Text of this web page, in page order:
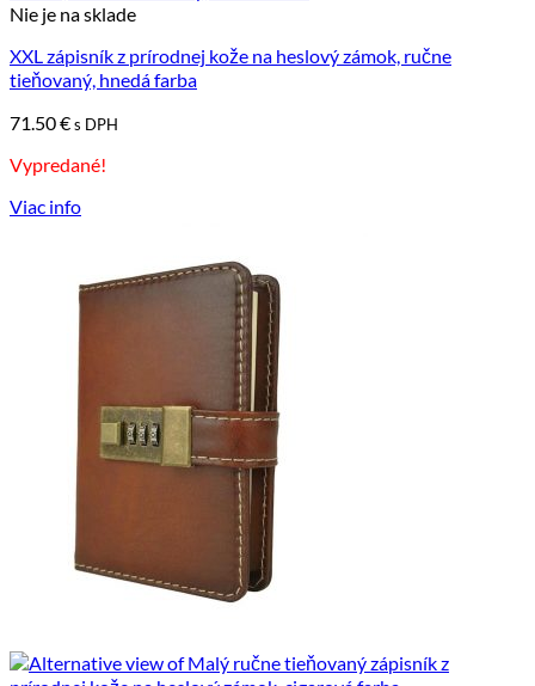
Nie je na sklade
XXL zápisník z prírodnej kože na heslový zámok, ručne
tieňovaný, hnedá farba
71.50€s DPH
Vypredané!
Viac info